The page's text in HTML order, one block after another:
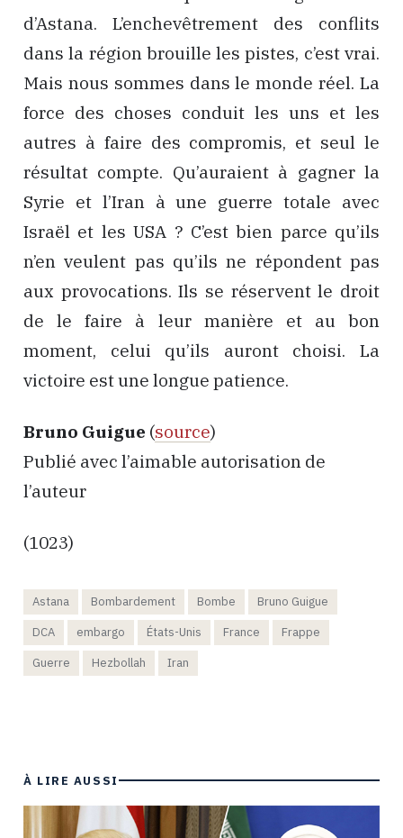
d’Astana. L’enchevêtrement des conflits
dans la région brouille les pistes, c’est vrai.
Mais nous sommes dans le monde réel. La
force des choses conduit les uns et les
autres à faire des compromis, et seul le
résultat compte. Qu’auraient à gagner la
Syrie et l’Iran à une guerre totale avec
Israël et les USA ? C’est bien parce qu’ils
n’en veulent pas qu’ils ne répondent pas
aux provocations. Ils se réservent le droit
de le faire à leur manière et au bon
moment, celui qu’ils auront choisi. La
victoire est une longue patience.
Bruno Guigue (source)
Publié avec l’aimable autorisation de
l’auteur
(1023)
Astana Bombardement Bombe
Bruno Guigue
DCA
embargo États-Unis France
Frappe
Guerre
Hezbollah Iran
À LIRE AUSSI